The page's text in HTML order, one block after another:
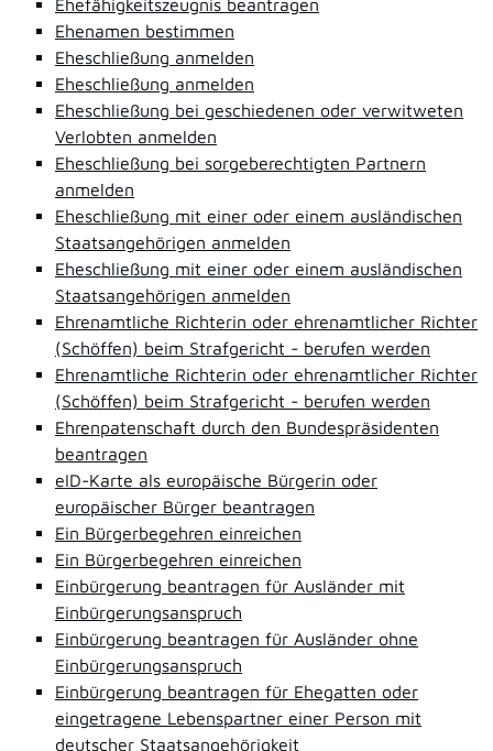
Ehefähigkeitszeugnis beantragen
Ehenamen bestimmen
Eheschließung anmelden
Eheschließung anmelden
Eheschließung bei geschiedenen oder verwitweten
Verlobten anmelden
Eheschließung bei sorgeberechtigten Partnern
anmelden
Eheschließung mit einer oder einem ausländischen
Staatsangehörigen anmelden
Eheschließung mit einer oder einem ausländischen
Staatsangehörigen anmelden
Ehrenamtliche Richterin oder ehrenamtlicher Richter
(Schöffen) beim Strafgericht - berufen werden
Ehrenamtliche Richterin oder ehrenamtlicher Richter
(Schöffen) beim Strafgericht - berufen werden
Ehrenpatenschaft durch den Bundespräsidenten
beantragen
eID-Karte als europäische Bürgerin oder
europäischer Bürger beantragen
Ein Bürgerbegehren einreichen
Ein Bürgerbegehren einreichen
Einbürgerung beantragen für Ausländer mit
Einbürgerungsanspruch
Einbürgerung beantragen für Ausländer ohne
Einbürgerungsanspruch
Einbürgerung beantragen für Ehegatten oder
eingetragene Lebenspartner einer Person mit
deutscher Staatsangehörigkeit